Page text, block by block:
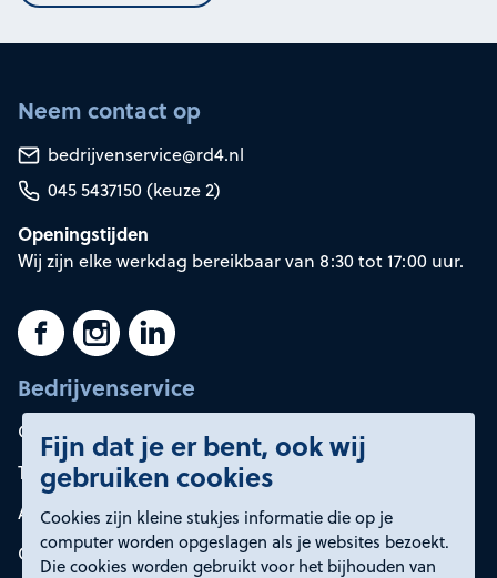
Fijn dat je er bent, ook wij
gebruiken cookies
Cookies zijn kleine stukjes informatie die op je
computer worden opgeslagen als je websites bezoekt.
Die cookies worden gebruikt voor het bijhouden van
Neem contact op
bedrijvenservice@rd4.nl
045 5437150 (keuze 2)
Openingstijden
Wij zijn elke werkdag bereikbaar van 8:30 tot 17:00 uur.
Bedrijvenservice
Container huren
Tarieven
Afvalsoorten
Onze oplossingen